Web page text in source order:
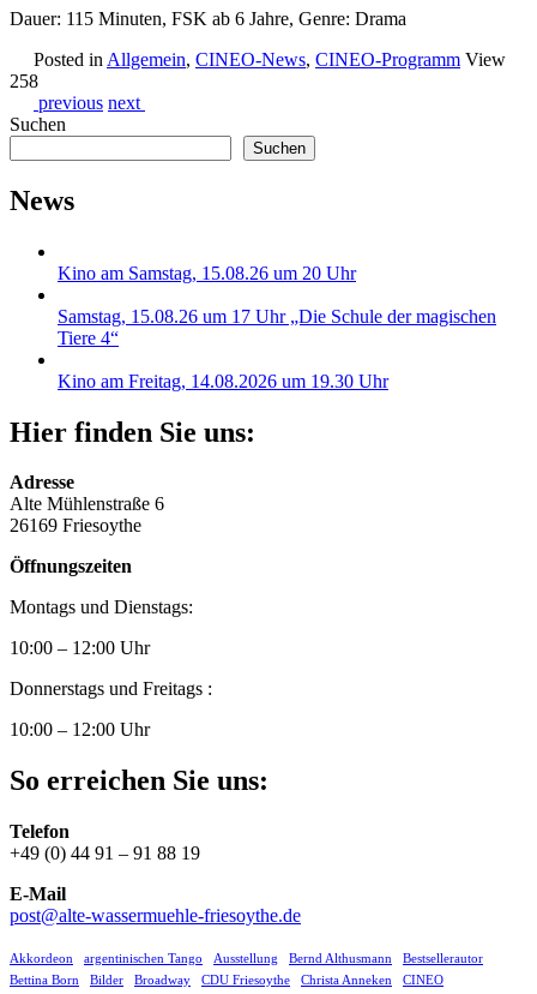
Dauer: 115 Minuten, FSK ab 6 Jahre, Genre: Drama
Posted in Allgemein, CINEO-News, CINEO-Programm View
258
previous next
Suchen
Suchen
News
Kino am Samstag, 15.08.26 um 20 Uhr
Samstag, 15.08.26 um 17 Uhr „Die Schule der magischen
Tiere 4“
Kino am Freitag, 14.08.2026 um 19.30 Uhr
Hier finden Sie uns:
Adresse
Alte Mühlenstraße 6
26169 Friesoythe
Öffnungszeiten
Montags und Dienstags:
10:00 – 12:00 Uhr
Donnerstags und Freitags :
10:00 – 12:00 Uhr
So erreichen Sie uns:
Telefon
+49 (0) 44 91 – 91 88 19
E-Mail
post@alte-wassermuehle-friesoythe.de
Akkordeon argentinischen Tango Ausstellung Bernd Althusmann
Bestsellerautor
Bettina Born
Bilder Broadway CDU Friesoythe Christa Anneken CINEO